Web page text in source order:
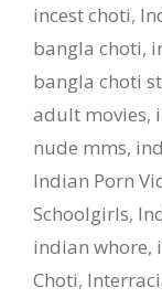
incest choti,
bangla choti,
bangla choti
adult movies,
nude mms,
Indian Porn
Schoolgirls,
indian whore,
Choti,